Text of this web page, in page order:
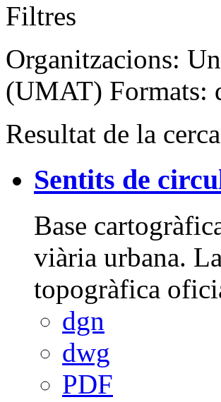
Filtres
Organitzacions:
(UMAT) Formats:
Resultat de la
Sentits de
Base
viària urbana.
topogràfica
dgn
dwg
PDF